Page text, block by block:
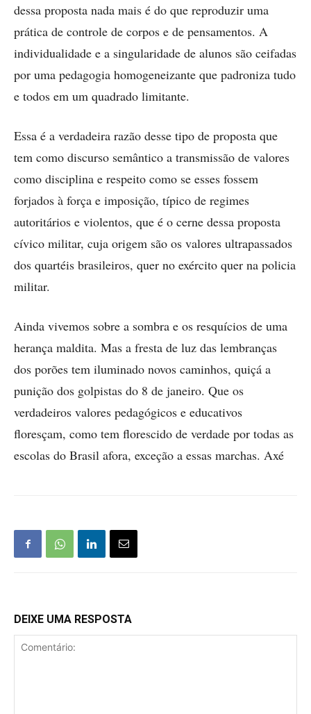
dessa proposta nada mais é do que reproduzir uma
prática de controle de corpos e de pensamentos. A
individualidade e a singularidade de alunos são ceifadas
por uma pedagogia homogeneizante que padroniza tudo
e todos em um quadrado limitante.
Essa é a verdadeira razão desse tipo de proposta que
tem como discurso semântico a transmissão de valores
como disciplina e respeito como se esses fossem
forjados à força e imposição, típico de regimes
autoritários e violentos, que é o cerne dessa proposta
cívico militar, cuja origem são os valores ultrapassados
dos quartéis brasileiros, quer no exército quer na policia
militar.
Ainda vivemos sobre a sombra e os resquícios de uma
herança maldita. Mas a fresta de luz das lembranças
dos porões tem iluminado novos caminhos, quiçá a
punição dos golpistas do 8 de janeiro. Que os
verdadeiros valores pedagógicos e educativos
floresçam, como tem florescido de verdade por todas as
escolas do Brasil afora, exceção a essas marchas. Axé
DEIXE UMA RESPOSTA